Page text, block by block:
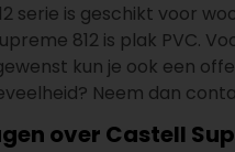
serie is geschikt voor
812 is plak PVC.
kun je ook een
Neem dan
over Castell